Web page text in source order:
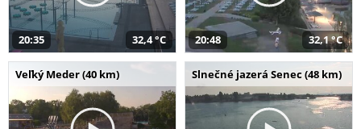
20:35 32,4 °C 20:48 32,1 °C
Veľký Meder (40 km) Slnečné jazerá Senec (48 km)